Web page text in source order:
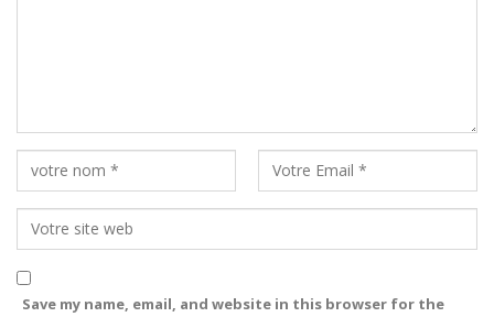
Save my name, email, and website in this browser for the